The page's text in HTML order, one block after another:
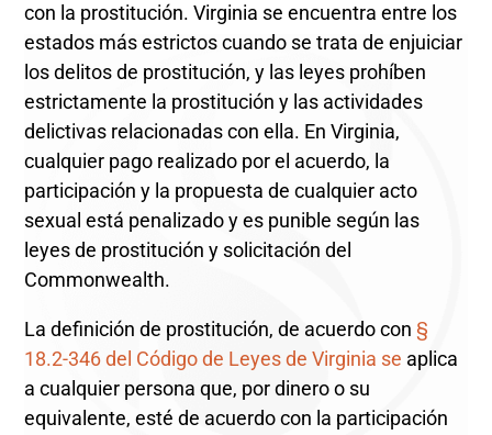
con la prostitución. Virginia se encuentra entre los
estados más estrictos cuando se trata de enjuiciar
los delitos de prostitución, y las leyes prohíben
estrictamente la prostitución y las actividades
delictivas relacionadas con ella. En Virginia,
cualquier pago realizado por el acuerdo, la
participación y la propuesta de cualquier acto
sexual está penalizado y es punible según las
leyes de prostitución y solicitación del
Commonwealth.
La definición de prostitución, de acuerdo con §
18.2-346 del Código de Leyes de Virginia se aplica
a cualquier persona que, por dinero o su
equivalente, esté de acuerdo con la participación